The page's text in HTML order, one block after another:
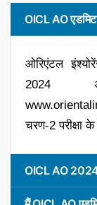
OICL AO
ओरिएंटल
2024
चरण-2 परीक्षा
OICL AO 2024